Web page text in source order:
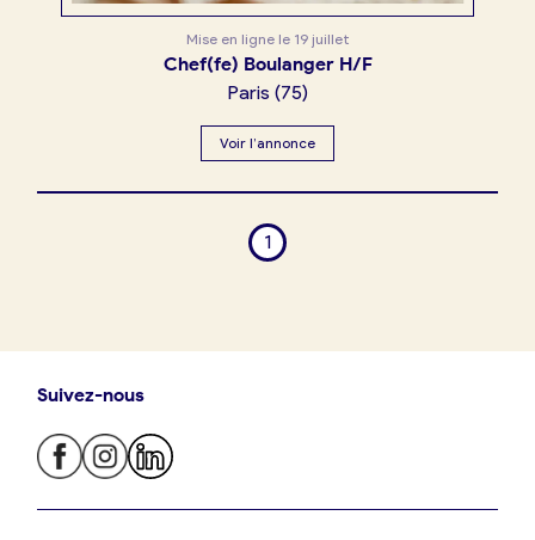
Je trouve ma boulangerie
Mise en ligne le 19 juillet
Chef(fe) Boulanger H/F
Paris (75)
Voir l’annonce
1
Suivez-nous